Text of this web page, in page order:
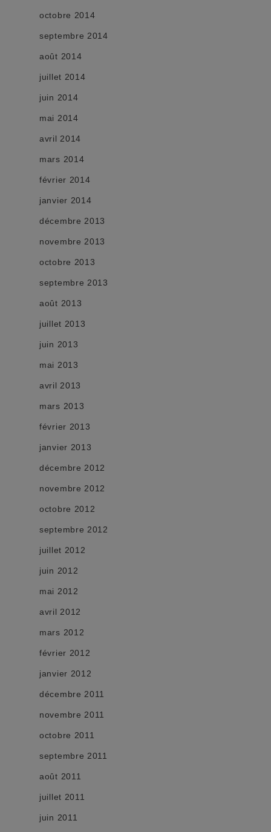
octobre 2014
septembre 2014
août 2014
juillet 2014
juin 2014
mai 2014
avril 2014
mars 2014
février 2014
janvier 2014
décembre 2013
novembre 2013
octobre 2013
septembre 2013
août 2013
juillet 2013
juin 2013
mai 2013
avril 2013
mars 2013
février 2013
janvier 2013
décembre 2012
novembre 2012
octobre 2012
septembre 2012
juillet 2012
juin 2012
mai 2012
avril 2012
mars 2012
février 2012
janvier 2012
décembre 2011
novembre 2011
octobre 2011
septembre 2011
août 2011
juillet 2011
juin 2011